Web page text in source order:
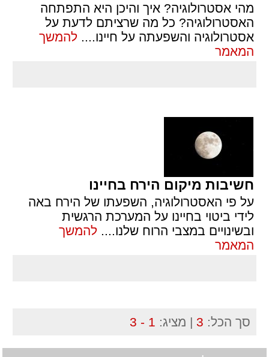
מהי אסטרולוגיה? איך והיכן היא התפתחה
האסטרולוגיה? כל מה שרציתם לדעת על
אסטרולוגיה והשפעתה על חיינו.... להמשך
המאמר
חשיבות מיקום הירח בחיינו
על פי האסטרולוגיה, השפעתו של הירח באה
לידי ביטוי בחיינו על המערכת הרגשית
ובשינויים במצבי הרוח שלנו.... להמשך
המאמר
סך הכל: 3 | מציג: 1 - 3